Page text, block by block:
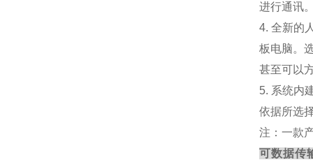
进行通讯
4. 全新的
板电脑。
甚至可以
5. 系统内
依据所选
注：一款
可数据传